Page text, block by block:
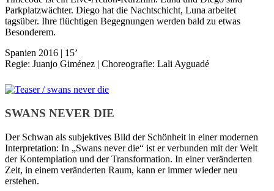
Parkplatzwächter. Diego hat die Nachtschicht, Luna arbeitet
tagsüber. Ihre flüchtigen Begegnungen werden bald zu etwas
Besonderem.
Spanien 2016 | 15’
Regie: Juanjo Giménez | Choreografie: Lali Ayguadé
SWANS NEVER DIE
Der Schwan als subjektives Bild der Schönheit in einer modernen
Interpre­tation: In „Swans never die“ ist er verbunden mit der Welt
der Kontemplation und der Transformation. In einer veränderten
Zeit, in einem ver­änderten Raum, kann er immer wieder neu
erstehen.